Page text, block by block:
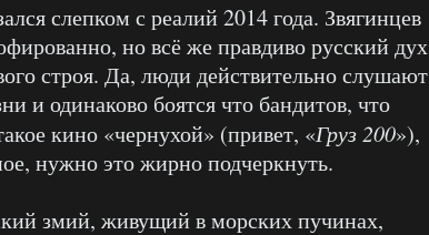
слепком с реалий 2014 года. Звягинцев
но всё же правдиво русский дух
строя. Да, люди действительно слушают
и одинаково боятся что бандитов, что
кино «чернухой» (привет, «Груз 200»),
нужно это жирно подчеркнуть.
змий, живущий в морских пучинах,